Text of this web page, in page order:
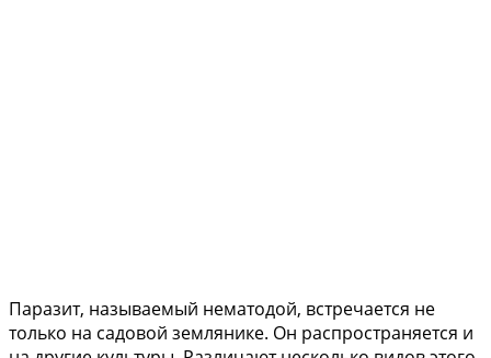
Паразит, называемый нематодой, встречается не
только на садовой землянике. Он распространяется и